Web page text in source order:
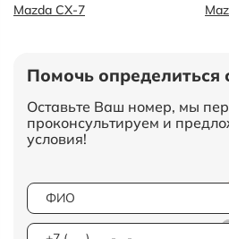
Mazda CX-7
Помочь определиться
Оставьте Ваш номер, мы
проконсультируем и
условия!